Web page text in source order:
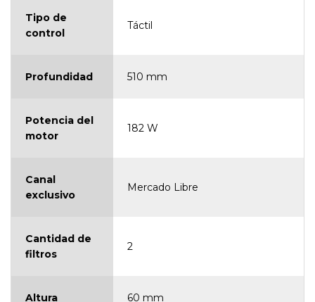
Tipo de
control
Táctil
Profundidad 510 mm
Potencia del
motor
182 W
Canal
exclusivo
Mercado Libre
Cantidad de
filtros
2
Altura 60 mm